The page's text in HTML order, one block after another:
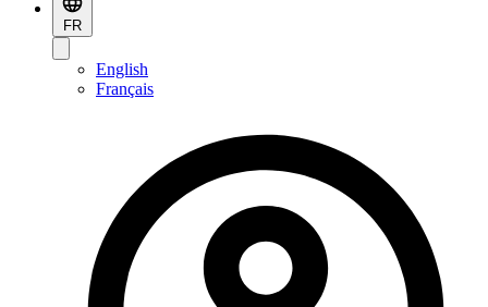
FR
English
Français